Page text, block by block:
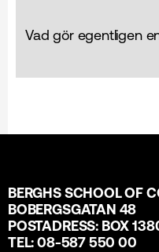
Vad gör egentligen
BERGHS SCHOOL OF
BOBERGSGATAN 48
POSTADRESS: BOX
TEL: 08-587 550 00